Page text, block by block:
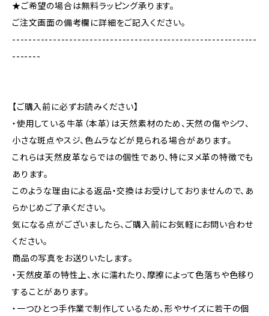
★ご希望の場合は無料ラッピング承ります。
ご注文画面の備考欄に詳細をご記入ください。
------------------------------------------------------------
-------
【ご購入前に必ずお読みください】
・使用している牛革（本革）は天然素材のため、天然の傷やシワ、
小さな斑点やスジ、色ムラなどが見られる場合があります。
これらは天然皮革ならではの個性であり、特にヌメ革の特徴でも
あります。
このような理由による返品・交換はお受けしておりませんので、あ
らかじめご了承ください。
気になる点がございましたら、ご購入前にお気軽にお問い合わせ
ください。
商品の写真をお送りいたします。
・天然皮革の特性上、水に濡れたり、摩擦によって色落ちや色移り
することがあります。
・一つひとつ手作業で制作しているため、形やサイズに若干の個